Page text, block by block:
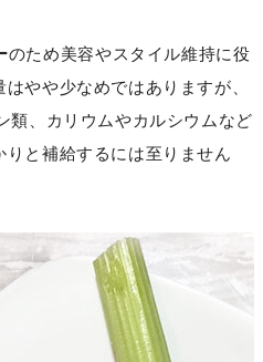
のため美容やスタイル維持に役
やや少なめではありますが、
類、カリウムやカルシウムなど
と補給するには至りません